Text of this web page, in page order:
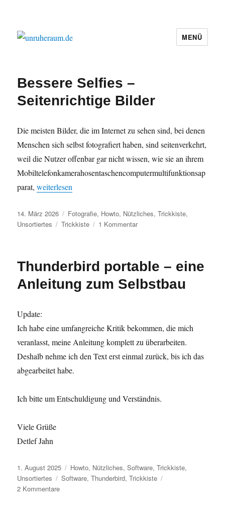
MENÜ
Bessere Selfies –
Seitenrichtige Bilder
Die meisten Bilder, die im Internet zu sehen sind, bei denen
Menschen sich selbst fotografiert haben, sind seitenverkehrt,
weil die Nutzer offenbar gar nicht wissen, wie sie an ihrem
Mobiltelefonkamerahosentaschencomputermultifunktionsap
parat,„Bessere Selfies – Seitenrichtige Bilder“
weiterlesen
Veröffentlicht
am
14. März 2026 Kategorien
Fotografie, Howto, Nützliches,Trickkiste,
Unsortiertes
Schlagwörter
Trickkiste 1 Kommentarzu
Seitenrichtige
Bilder
Thunderbird portable – eine
Anleitung zum Selbstbau
Update:
Ich habe eine umfangreiche Kritik bekommen, die mich
veranlasst, meine Anleitung komplett zu überarbeiten.
Deshalb nehme ich den Text erst einmal zurück, bis ich das
abgearbeitet habe.
Ich bitte um Entschuldigung und Verständnis.
Viele Grüße
Detlef Jahn
Veröffentlicht
am
1. August 2025 Kategorien
Howto, Nützliches,Software,Trickkiste,
Unsortiertes
Schlagwörter
Software,Thunderbird,Trickkiste
2 Kommentarezu